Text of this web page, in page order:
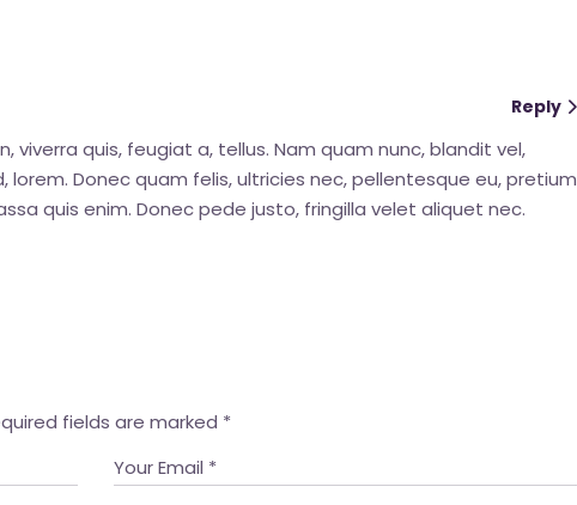
Reply
viverra quis, feugiat a, tellus. Nam quam nunc, blandit vel,
lorem. Donec quam felis, ultricies nec, pellentesque eu, pretium
quis enim. Donec pede justo, fringilla velet aliquet nec.
fields are marked *